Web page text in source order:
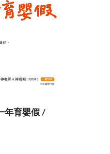
年育嬰假 /